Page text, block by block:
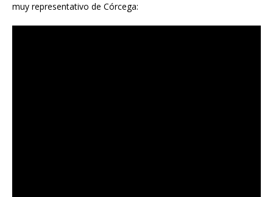
muy representativo de Córcega: